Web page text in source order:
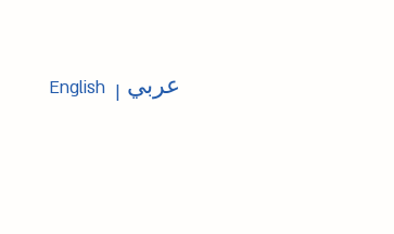
English عربي |